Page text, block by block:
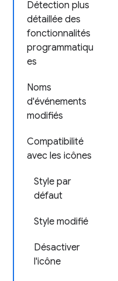
Détection plus
détaillée des
fonctionnalités
programmatiqu
es
Noms
d'événements
modifiés
Compatibilité
avec les icônes
Style par
défaut
Style modifié
Désactiver
l'icône